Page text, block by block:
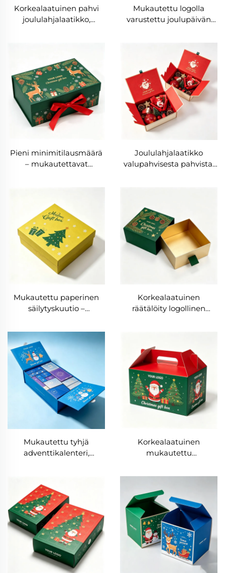
Korkealaatuinen pahvi
joululahjalaatikko,
magneettiset
kovakartonkiset korujen
lahjalaatikot
Mukautettu logolla
varustettu joulupäivän
aaltopahkalaatikot,
taitettava
vaatetuslahjapakkaus,
henkilöity lähetyslaatikko
Pieni minimitilausmäärä
– mukautettavat
sulkuosalla ja
reliefipainoksella,
mukautettu koko ja väri,
mattapintainen
laminointi
Joululahjalaatikko
valupahvisesta pahvista,
pakkauslaatikko,
joululahjalaatikot
pienyrityksille
Mukautettu paperinen
säilytyskuutio –
varustettu pohja ja kansi,
lahjalaatikko
vauvanodotusjuhlaan,
syntymäpäivään, joulun,
rakkaudenpäivään ja
kihlausjuhlaan
Korkealaatuinen
räätälöity logollinen
tukkukauppa, naisille
tarkoitetut korujen
paperipakkaukset,
elegantti
juhlalahjapakkauksen
vetolaatikko
Mukautettu tyhjä
adventtikalenteri,
itse tehtävä
joulukalenteri,
adventtilaatikot lapsille,
Popmartin salattu
laatikko
Korkealaatuinen
mukautettu
laatikko: makeisten ja
paperilahjalaatikko
kahvalla